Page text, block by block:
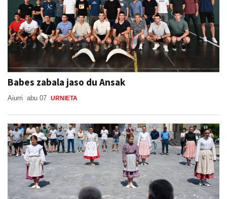
Babes zabala jaso du Ansak
Aiurri abu 07 URNIETA